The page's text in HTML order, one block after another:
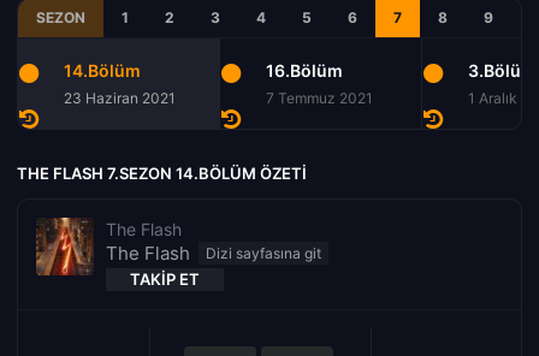
SEZON 1 2 3 4 5 6 7 8 9
14.Bölüm
23 Haziran 2021
16.Bölüm
7 Temmuz 2021
3.Bölüm
1 Aralık
THE FLASH 7.SEZON 14.BÖLÜM ÖZETI
The Flash
The Flash
TAKIP ET